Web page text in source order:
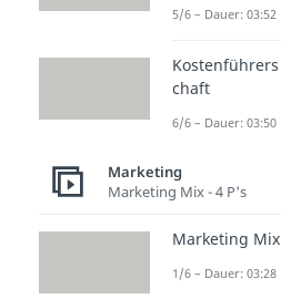
5/6 – Dauer: 03:52
Kostenführers
chaft
6/6 – Dauer: 03:50
Marketing
Marketing Mix - 4 P's
Marketing Mix
1/6 – Dauer: 03:28